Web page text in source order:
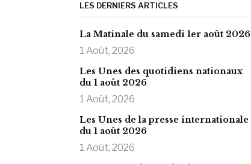
LES DERNIERS ARTICLES
La Matinale du samedi 1er août 2026
1 Août, 2026
Les Unes des quotidiens nationaux
du 1 août 2026
1 Août, 2026
Les Unes de la presse internationale
du 1 août 2026
1 Août, 2026